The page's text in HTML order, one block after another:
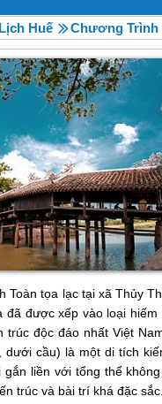
Huế Chương Trình
Toàn tọa lạc tại xã Thủy
đã được xếp vào loại
trúc độc đáo nhất Việt
dưới cầu) là một di tích
gắn liền với tổng thể
trúc và bài trí khá đặc sắc.